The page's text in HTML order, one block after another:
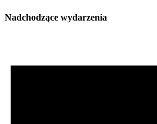
Nadchodzące wydarzenia